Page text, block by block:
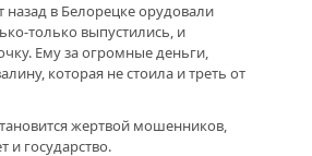
в Белорецке орудовали
только выпустились, и
Ему за огромные деньги,
которая не стоила и треть от
жертвой мошенников,
и государство.